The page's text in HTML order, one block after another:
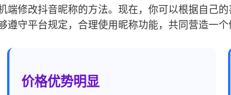
修改抖音昵称的方法。现在，你可以根据自己
守平台规定，合理使用昵称功能，共同营造一个
价格优势明显